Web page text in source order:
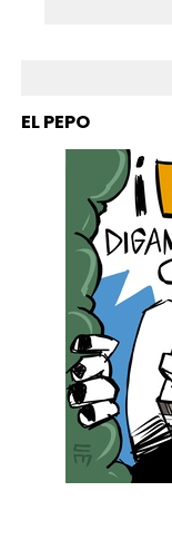
EL PEPO